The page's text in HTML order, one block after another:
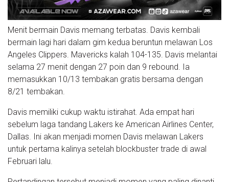
Menit bermain Davis memang terbatas. Davis kembali
bermain lagi hari dalam gim kedua beruntun melawan Los
Angeles Clippers. Mavericks kalah 104-135. Davis melantai
selama 27 menit dengan 27 poin dan 9 rebound. Ia
memasukkan 10/13 tembakan gratis bersama dengan
8/21 tembakan.
Davis memiliki cukup waktu istirahat. Ada empat hari
sebelum laga tandang Lakers ke American Airlines Center,
Dallas. Ini akan menjadi momen Davis melawan Lakers
untuk pertama kalinya setelah blockbuster trade di awal
Februari lalu.